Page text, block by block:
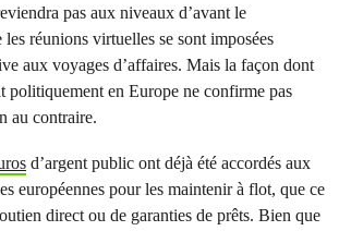
pas aux niveaux d’avant le
réunions virtuelles se sont imposées
aux voyages d’affaires. Mais la façon dont
politiquement en Europe ne confirme pas
au contraire.
d’argent public ont déjà été accordés aux
européennes pour les maintenir à flot, que ce
direct ou de garanties de prêts. Bien que